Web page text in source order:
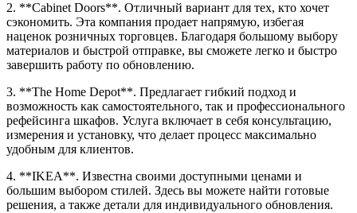
2. **Cabinet Doors**. Отличный вариант для тех, кто хочет
сэкономить. Эта компания продает напрямую, избегая
наценок розничных торговцев. Благодаря большому выбору
материалов и быстрой отправке, вы сможете легко и быстро
завершить работу по обновлению.
3. **The Home Depot**. Предлагает гибкий подход и
возможность как самостоятельного, так и профессионального
рефейсинга шкафов. Услуга включает в себя консультацию,
измерения и установку, что делает процесс максимально
удобным для клиентов.
4. **IKEA**. Известна своими доступными ценами и
большим выбором стилей. Здесь вы можете найти готовые
решения, а также детали для индивидуального обновления.